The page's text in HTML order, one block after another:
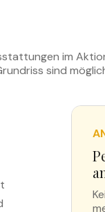
im
sind